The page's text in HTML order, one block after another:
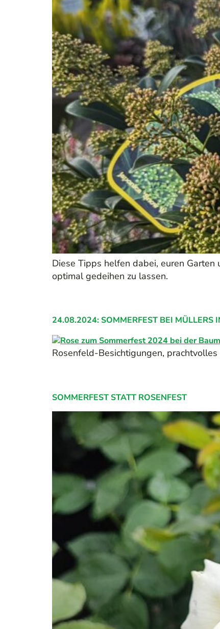
Diese Tipps helfen dabei, euren
optimal gedeihen zu lassen.
24.08.2024: SOMMERFEST BEI MÜLLERS
Rosenfeld-Besichtigungen,
SOMMERFEST STATT ROSENFEST